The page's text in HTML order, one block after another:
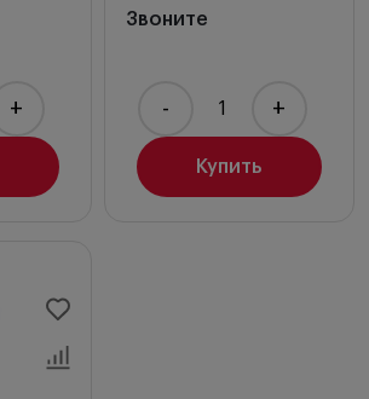
+
Звоните
Купить
- +